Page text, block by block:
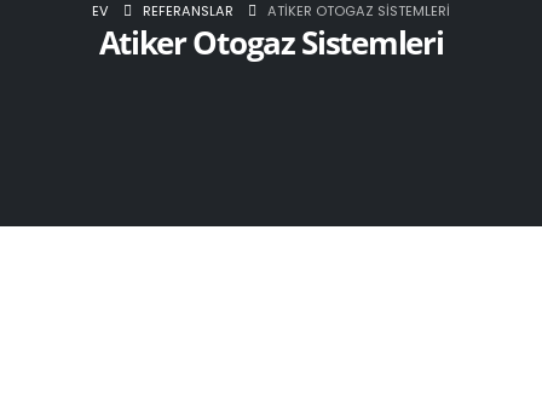
EV REFERANSLAR ATIKER OTOGAZ SISTEMLERI
Atiker Otogaz Sistemleri